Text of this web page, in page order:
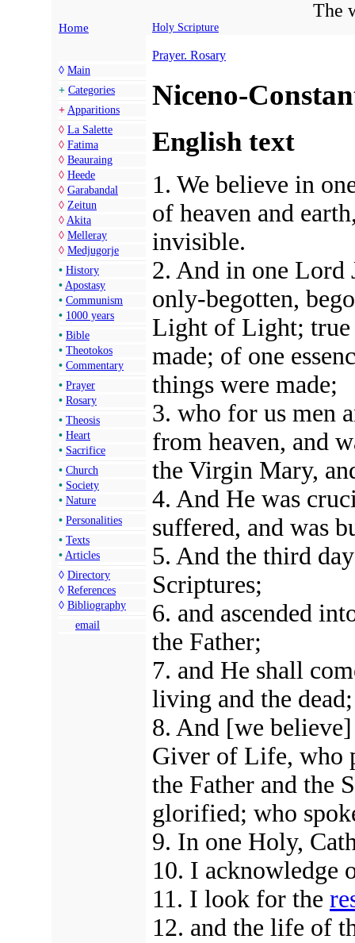
The
Home Holy Scripture
◊ Main
+ Categories
+ Apparitions
◊ La Salette
◊ Fatima
◊ Beauraing
◊ Heede
◊ Garabandal
◊ Zeitun
◊ Akita
◊ Melleray
◊ Medjugorje
• History
• Apostasy
• Communism
• 1000 years
• Bible
• Theotokos
• Commentary
• Prayer
• Rosary
• Theosis
• Heart
• Sacrifice
• Church
• Society
• Nature
• Personalities
• Texts
• Articles
◊ Directory
◊ References
◊ Bibliography
email
Prayer. Rosary
Niceno-
English text
1. We believe in
of heaven and
invisible.
2. And in one Lord
only-begotten,
Light of Light; true
made; of one
things were made;
3. who for us men
from heaven, and
the Virgin Mary,
4. And He was
suffered, and was
5. And the third
Scriptures;
6. and ascended
the Father;
7. and He shall
living and the
8. And [we believe]
Giver of Life, who
the Father and the
glorified; who
9. In one Holy,
10. I acknowledge
11. I look for the
12. and the life of